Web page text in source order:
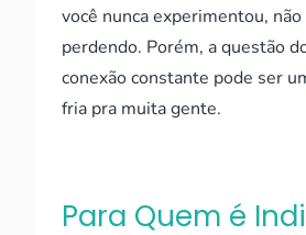
você nunca experimentou,
perdendo. Porém, a questão
conexão constante pode ser
fria pra muita gente.
Para Quem é